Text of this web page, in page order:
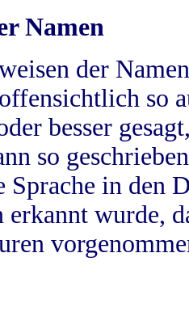
Namen
der
so
besser
so
Sprache in
erkannt wurde,